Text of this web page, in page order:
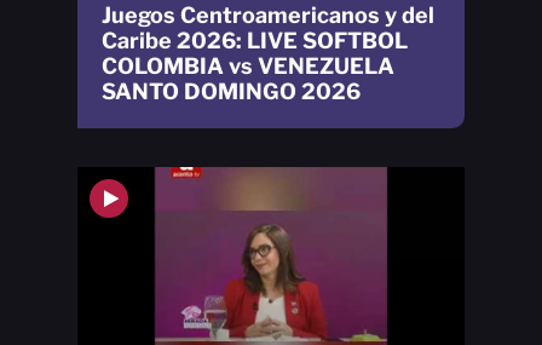
Juegos Centroamericanos y del
Caribe 2026: LIVE SOFTBOL
COLOMBIA vs VENEZUELA
SANTO DOMINGO 2026